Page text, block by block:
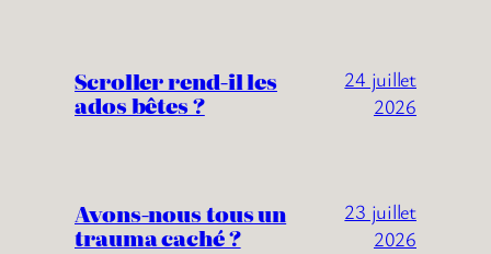
Scroller rend-il les
ados bêtes ?
24 juillet
2026
Avons-nous tous un
trauma caché ?
23 juillet
2026